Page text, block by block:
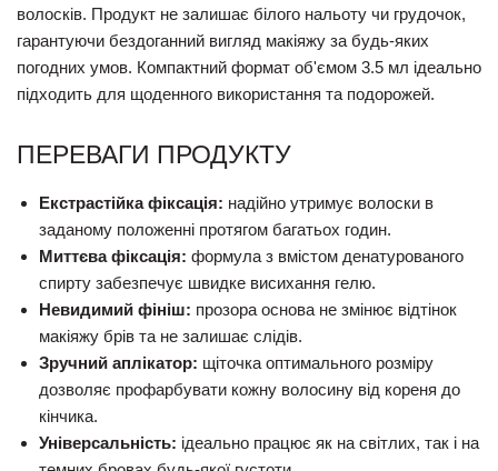
волосків. Продукт не залишає білого нальоту чи грудочок,
гарантуючи бездоганний вигляд макіяжу за будь-яких
погодних умов. Компактний формат об'ємом 3.5 мл ідеально
підходить для щоденного використання та подорожей.
ПЕРЕВАГИ ПРОДУКТУ
Екстрастійка фіксація: надійно утримує волоски в
заданому положенні протягом багатьох годин.
Миттєва фіксація: формула з вмістом денатурованого
спирту забезпечує швидке висихання гелю.
Невидимий фініш: прозора основа не змінює відтінок
макіяжу брів та не залишає слідів.
Зручний аплікатор: щіточка оптимального розміру
дозволяє профарбувати кожну волосину від кореня до
кінчика.
Універсальність: ідеально працює як на світлих, так і на